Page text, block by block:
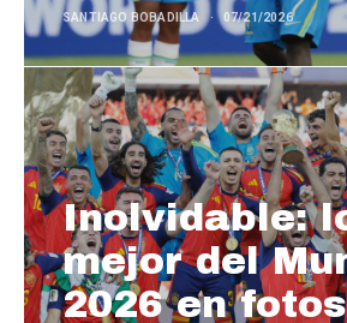
SANTIAGO BOBADILLA 07/21/2026
Inolvidable:
mejor del
2026 en fotos